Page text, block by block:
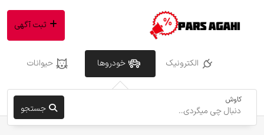
الکترونیک خودروها حیوانات
کاوش
جستجو
ثبت آگهی